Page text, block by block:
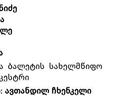
ბალეტის სახელმწიფო
ავთანდილ ჩხენკელი